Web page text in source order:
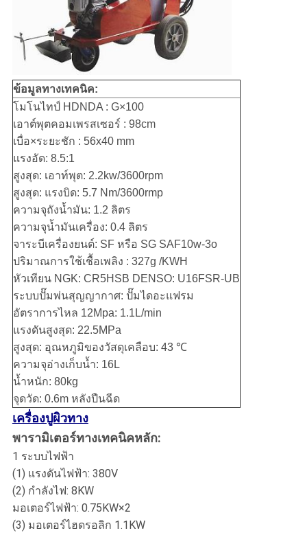
ข้อมูลทางเทคนิค:
โมโนไทป์ HDNDA : G×100
เอาต์พุตคอมเพรสเซอร์ : 98cm
เบื่อ×ระยะชัก : 56x40 mm
แรงอัด: 8.5:1
สูงสุด: เอาท์พุต: 2.2kw/3600rpm
สูงสุด: แรงบิด: 5.7 Nm/3600rmp
ความจุถังน้ำมัน: 1.2 ลิตร
ความจุน้ำมันเครื่อง: 0.4 ลิตร
จาระบีเครื่องยนต์: SF หรือ SG SAF10w-3o
ปริมาณการใช้เชื้อเพลิง : 327g /KWH
หัวเทียน NGK: CR5HSB DENSO: U16FSR-UB
ระบบปั๊มพ่นสุญญากาศ: ปั๊มไดอะแฟรม
อัตราการไหล 12Mpa: 1.1L/min
แรงดันสูงสุด: 22.5MPa
สูงสุด: อุณหภูมิของวัสดุเคลือบ: 43 ℃
ความจุอ่างเก็บน้ำ: 16L
น้ำหนัก: 80kg
จุดวัด: 0.6m หลังปืนฉีด
เครื่องปูผิวทาง
พารามิเตอร์ทางเทคนิคหลัก:
1 ระบบไฟฟ้า
(1) แรงดันไฟฟ้า: 380V
(2) กำลังไฟ: 8KW
มอเตอร์ไฟฟ้า: 0.75KW×2
(3) มอเตอร์ไฮดรอลิก 1.1KW